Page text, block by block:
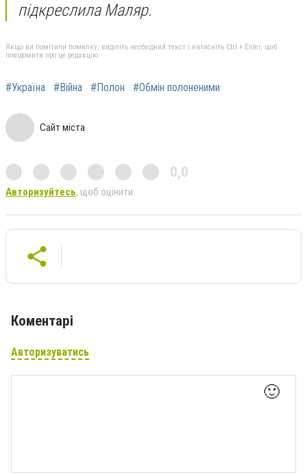
підкреслила Маляр.
Якщо ви помітили помилку, виділіть необхідний текст і натисніть Ctrl + Enter, щоб
повідомити про це редакцію
#Україна #Війна #Полон #Обмін полоненими
Сайт міста
0,0
Авторизуйтесь, щоб оцінити
Коментарі
Авторизуватись
🙂